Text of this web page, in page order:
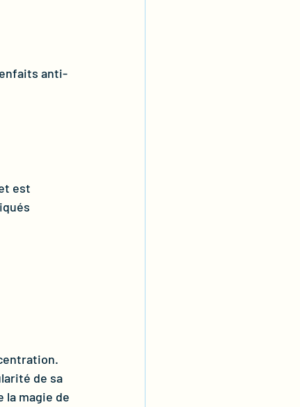
anti-
est
de sa
la magie de